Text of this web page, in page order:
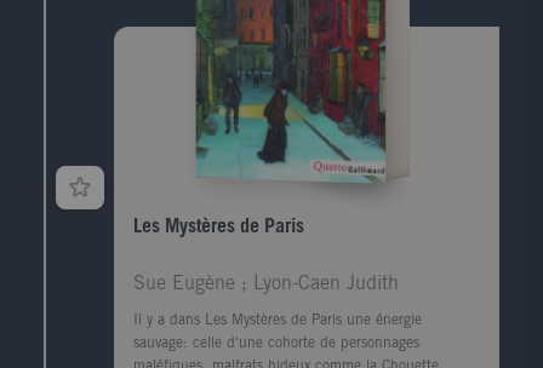
maladie à l'égarement politique, du fossé entre les
générations aux violences faites aux femmes. Une fois
encore, Jens Christian Grøndahl nous éblouit par sa
capacité à saisir l'esprit du temps et à montrer
comment l'on peut choisir de se relever après avoir
subi une chute et faire le choix de la vie.
Les Mystères de Paris
Sue Eugène ; Lyon-Caen Judith
Il y a dans Les Mystères de Paris une énergie
sauvage: celle d'une cohorte de personnages